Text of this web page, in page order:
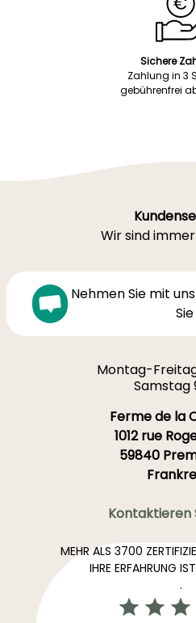
Sichere
Zahlung in 3
gebührenfrei
Wir sind
Nehmen Sie mit
Montag-
Samstag
Ferme de la
1012 rue
59840
Kontaktieren
MEHR ALS 3700
IHRE ERFAHRUNG
.